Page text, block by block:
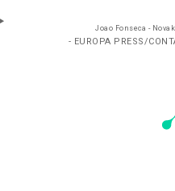
Joao Fonseca -
- EUROPA PRESS/